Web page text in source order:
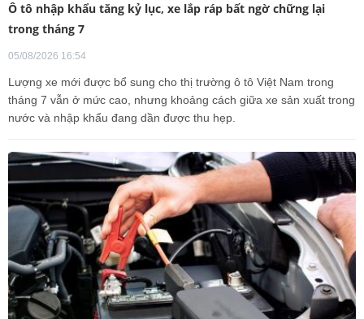
Ô tô nhập khẩu tăng kỷ lục, xe lắp ráp bất ngờ chững lại
trong tháng 7
05/08/2026 16:54
Lượng xe mới được bổ sung cho thị trường ô tô Việt Nam trong
tháng 7 vẫn ở mức cao, nhưng khoảng cách giữa xe sản xuất trong
nước và nhập khẩu đang dần được thu hẹp.